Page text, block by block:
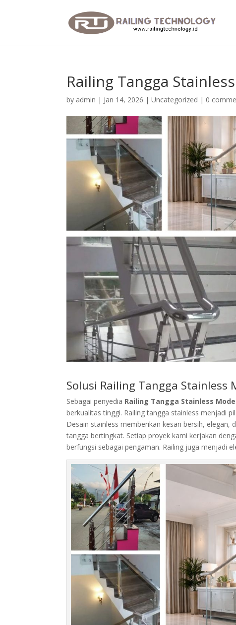
Railing Tangga
by admin | Jan 14, 2026 |Uncategorized | 0
Solusi Railing Tangga Stainless
Sebagai penyedia Railing Tangga Stainless
berkualitas tinggi. Railing tangga stainless menjadi
Desain stainless memberikan kesan bersih,
tangga bertingkat. Setiap proyek kami kerjakan
berfungsi sebagai pengaman. Railing juga menjadi